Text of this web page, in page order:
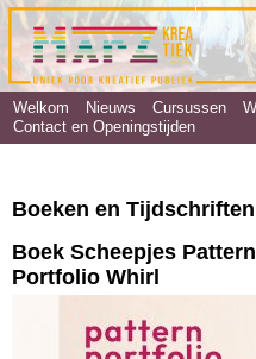
Welkom Nieuws Cursussen
Contact en Openingstijden
Boeken en
Boek Scheepjes Pattern
Portfolio Whirl